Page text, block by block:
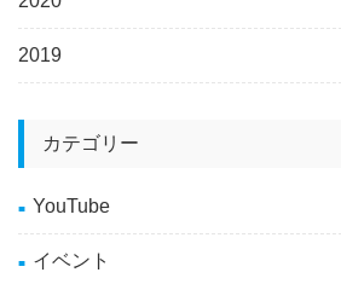
2019
カテゴリー
YouTube
イベント